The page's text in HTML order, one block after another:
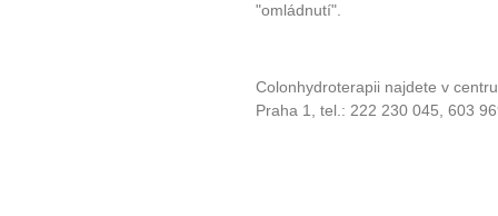
"omládnutí".
Colonhydroterapii najdete v
Praha 1, tel.: 222 230 045, 603